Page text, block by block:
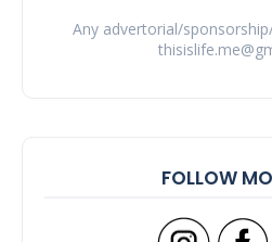
Any advertorial/
FOLLOW